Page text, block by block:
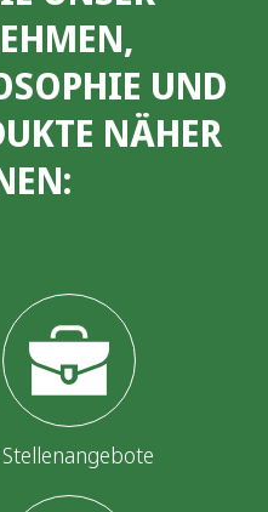
UND
NÄHER
Stellenangebote